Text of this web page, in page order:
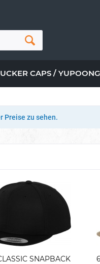
CAPS / YUPOONG
Preise zu sehen.
SNAPBACK